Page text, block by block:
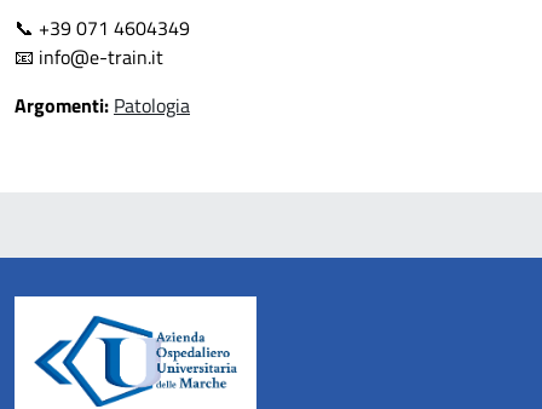
📞 +39 071 4604349
📧 info@e-train.it
Argomenti: Patologia